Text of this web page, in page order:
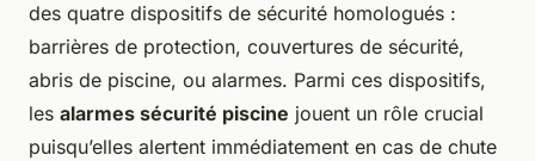
des quatre dispositifs de sécurité homologués :
barrières de protection, couvertures de sécurité,
abris de piscine, ou alarmes. Parmi ces dispositifs,
les alarmes sécurité piscine jouent un rôle crucial
puisqu’elles alertent immédiatement en cas de chute